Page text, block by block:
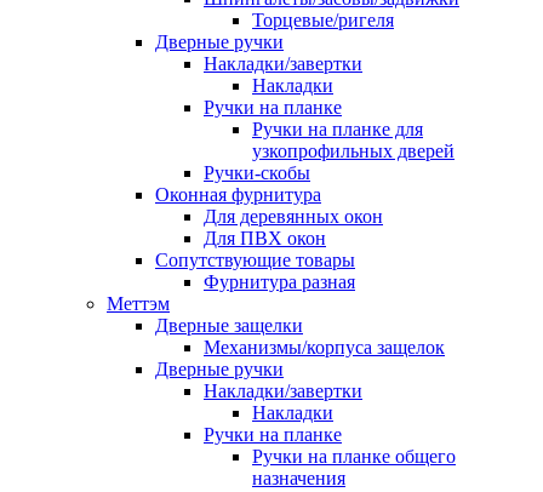
Торцевые/ригеля
Дверные ручки
Накладки/завертки
Накладки
Ручки на планке
Ручки на планке для
узкопрофильных дверей
Ручки-скобы
Оконная фурнитура
Для деревянных окон
Для ПВХ окон
Сопутствующие товары
Фурнитура разная
Меттэм
Дверные защелки
Механизмы/корпуса защелок
Дверные ручки
Накладки/завертки
Накладки
Ручки на планке
Ручки на планке общего
назначения